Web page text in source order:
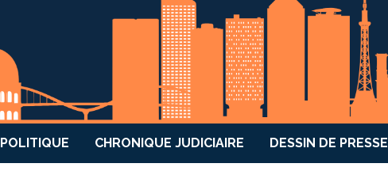
POLITIQUE CHRONIQUE JUDICIAIRE DESSIN DE PRESSE